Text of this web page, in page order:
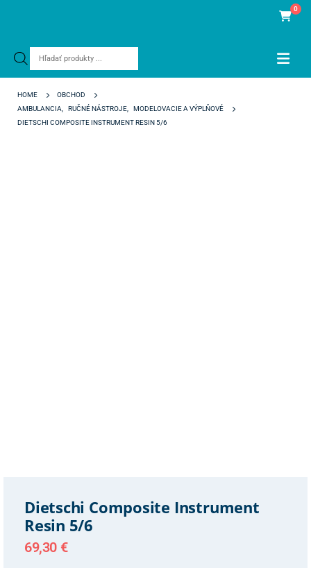
Products
0
HOME
OBCHOD
AMBULANCIA
RUČNÉ NÁSTROJE
MODELOVACIE A VÝPLŇOVÉ
DIETSCHI COMPOSITE INSTRUMENT RESIN 5/6
Dietschi Composite Instrument
Resin 5/6
69,30 €